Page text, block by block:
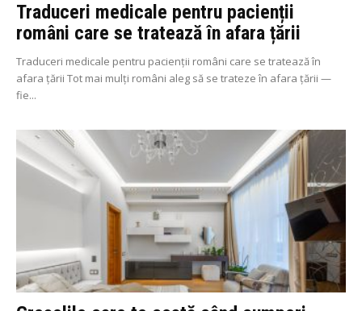
Traduceri medicale pentru pacienții
români care se tratează în afara țării
Traduceri medicale pentru pacienții români care se tratează în
afara țării Tot mai mulți români aleg să se trateze în afara țării —
fie...